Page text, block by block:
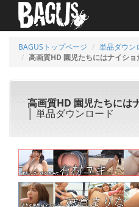
BAGUSトップページ
単品ダウン
高画質HD 園児たちにはナイシ
高画質HD 園児たちには
│ 単品ダウンロード